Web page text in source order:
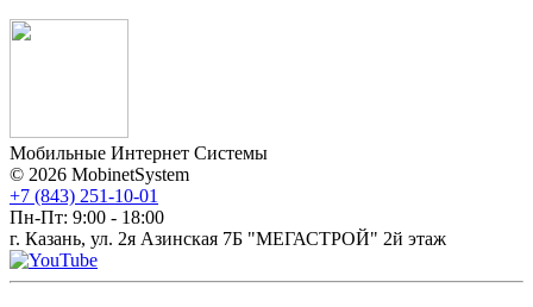
Мобильные Интернет Системы
© 2026 MobinetSystem
+7 (843) 251-10-01
Пн-Пт: 9:00 - 18:00
г. Казань, ул. 2я Азинская 7Б "МЕГАСТРОЙ" 2й этаж